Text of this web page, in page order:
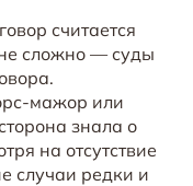
считается
сложно — суды
мажор или
знала о
на отсутствие
случаи редки и